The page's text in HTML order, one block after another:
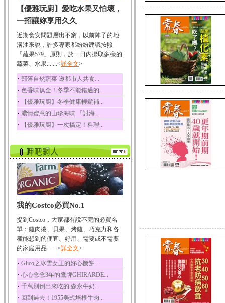
冬瓜
冬瓜營養價值高，鈉含
量極低是水腫病人的...
豆豉
豆豉裡頭含有營養的蛋
白質、脂肪、鈣、磷...
榛果裡所含的營養素有
蛋白質、脂肪、醣類...
迷迭香
迷迭香 裡頭含有咖啡
酸、迷迭香酸、植物...
咖啡中的咖啡因會刺激
中樞神經系統，特別...
椰子
椰子含有糖類、脂肪、
蛋白質、維生素及多...
荔枝
荔枝性質溫和所含的營
養素有醣類、檸檬酸...
五味子
五味子性質溫熱所含營
養成分有揮發油、檸...
草魚
草魚含有維生素A、維生
素C、及豐富的蛋白...
【優雅玩廚】愛吃水果又怕壞，
一招讓妳享用久久
近期食安問題層出不窮，以前陣子的地
溝油來說，許多專家都紛紛建議按照
「蔬果579」原則，於一日內攝取多樣的
蔬菜、水果.......<詳全文>
‧ 部落自然蔬菜 邀都市人共食...
‧ 色香味俱全！冬季不能錯過的...
‧ 【優雅玩廚】冬季健康輕鬆補...
‧ 濃情蜜意的山珍海味 「討海...
‧ 【優雅玩廚】一次搞定！料理...
我的Costco必買No.1
提到Costco，大家都有說不完的必買名
單：雞肉捲、貝果、烤雞、巧克力和各
種能想到的便宜、好用、需要或不需要
的家庭用品.......<詳全文>
‧ Glico之冰雪女王的好心機餅...
‧ 心心念念3年的鷹牌GHIRARDE...
‧ 千萬別倒出來吃的 森永牛奶...
‧ 回到過去！1955美式培根牛肉...